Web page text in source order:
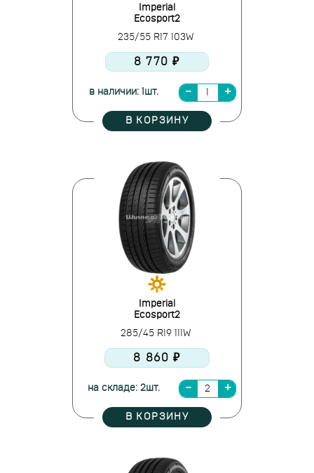
Imperial
Ecosport2
235/55 R17 103W
8 770 ₽
в наличии: 1шт.
В КОРЗИНУ
Imperial
Ecosport2
285/45 R19 111W
8 860 ₽
на складе: 2шт.
В КОРЗИНУ